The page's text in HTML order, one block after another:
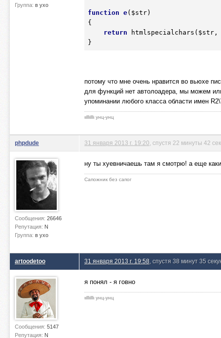
Группа: в ухо
function e( $str)
{
return htmlspecialchars( $str,
потому что мне очень нравится во вьюхе
для функций нет автолоадера, мы можем
упоминании любого класса области имен
ιιlllιlllι унц-унц
phpdude
Сообщения: 26646
Репутация: N
Группа: в ухо
31 января 2013 г. 19:20 , спустя 22 минуты 42
ну ты хуевничаешь там я смотрю! а еще
Сапожник без сапог
artoodetoo
Сообщения: 5147
Репутация: N
31 января 2013 г. 19:58 , спустя 38 минут 35
я понял - я говно
ιιlllιlllι унц-унц